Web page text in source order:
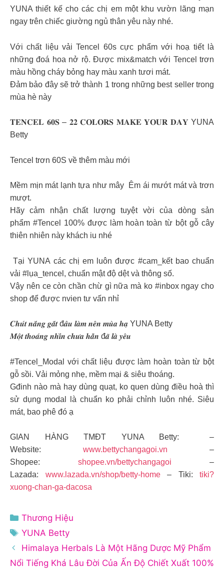
YUNA thiết kế cho các chị em một khu vườn lãng mạn
ngay trên chiếc giường ngủ thân yêu này nhé.
Với chất liệu vải Tencel 60s cực phẩm với hoạ tiết là
những đoá hoa nở rộ. Được mix&match với Tencel trơn
màu hồng cháy bỏng hay màu xanh tươi mát.
Đảm bảo đây sẽ trở thành 1 trong những best seller trong
mùa hè này
𝐓𝐄𝐍𝐂𝐄𝐋 𝟔𝟎𝐒 – 𝟐𝟐 𝐂𝐎𝐋𝐎𝐑𝐒 𝐌𝐀𝐊𝐄 𝐘𝐎𝐔𝐑 𝐃𝐀𝐘 YUNA
Betty
Tencel trơn 60S về thêm màu mới
Mềm mịn mát lạnh tựa như mây Êm ái mướt mát và trơn
mượt.
Hãy cảm nhận chất lượng tuyệt vời của dòng sản
phẩm #Tencel 100% được làm hoàn toàn từ bột gỗ cây
thiên nhiên này khách iu nhé
Tại YUNA các chị em luôn được #cam_kết bao chuẩn
vải #lụa_tencel, chuẩn mật độ dệt và thông số.
Vậy nên ce còn chần chừ gì nữa mà ko #inbox ngay cho
shop để được nvien tư vấn nhỉ
𝑪𝒉𝒖́𝒕 𝒏𝒂̆́𝒏𝒈 𝒈𝒂̆́𝒕 đ𝒂̂𝒖 𝒍𝒂̀𝒎 𝒏𝒆̂𝒏 𝒎𝒖̀𝒂 𝒉𝒂̣ YUNA Betty
𝑴𝒐̣̂𝒕 𝒕𝒉𝒐𝒂́𝒏𝒈 𝒏𝒉𝒊̀𝒏 𝒄𝒉𝒖̛𝒂 𝒉𝒂̆̉𝒏 đ𝒂̃ 𝒍𝒂̀ 𝒚𝒆̂𝒖
#Tencel_Modal với chất liệu được làm hoàn toàn từ bột
gỗ sồi. Vải mỏng nhẹ, mềm mại & siêu thoáng.
Gđinh nào mà hay dùng quạt, ko quen dùng điều hoà thì
sử dụng modal là chuẩn ko phải chỉnh luôn nhé. Siêu
mát, bao phê đó ạ
GIAN HÀNG TMĐT YUNA Betty: –
Website: www.bettychangagoi.vn –
Shopee: shopee.vn/bettychangagoi –
Lazada: www.lazada.vn/shop/betty-home– Tiki: tiki?
xuong-chan-ga-dacosa
Danh
mục
Thương Hiệu
Thẻ
YUNA Betty
Himalaya Herbals Là Một Hãng Dược Mỹ Phẩm
Nổi Tiếng Khá Lâu Đời Của Ấn Độ Chiết Xuất 100%